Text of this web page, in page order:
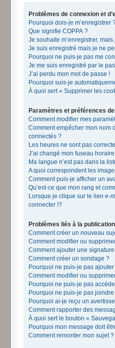
Problèmes de connexion et
Pourquoi dois-je m’enregistrer
Que signifie COPPA ?
Je souhaite m’enregistrer, mais
Je suis enregistré mais je ne
Pourquoi ne puis-je pas me
Je me suis enregistré par le
J’ai perdu mon mot de passe !
Pourquoi suis-je
À quoi sert « Supprimer les
Paramètres et préférences
Comment modifier mes
Comment empêcher mon nom
connectés ?
Les heures ne sont pas
J’ai changé mon fuseau
Ma langue n’est pas dans la
A quoi correspondent les
Comment puis-je afficher un
Qu’est-ce que mon rang et
Lorsque je clique sur le lien e-
connecter !?
Problèmes liés à la
Comment créer un nouveau
Comment modifier ou
Comment ajouter une
Comment créer un sondage ?
Pourquoi ne puis-je pas
Comment modifier ou
Pourquoi ne puis-je pas
Pourquoi ne puis-je pas
Pourquoi ai-je reçu un
Comment rapporter des
À quoi sert le bouton «
Pourquoi mon message doit
Comment remonter mon sujet ?